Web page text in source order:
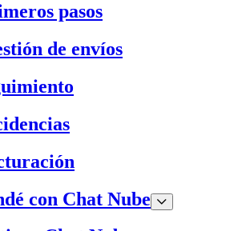
pasos
de envíos
con Chat Nube